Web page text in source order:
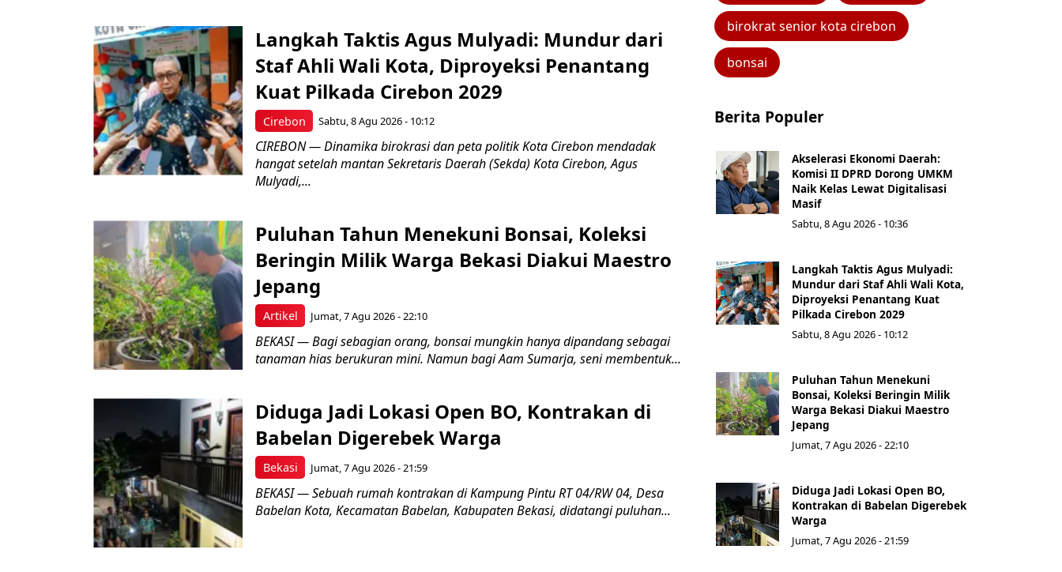
Cirebon
Langkah Taktis Agus Mulyadi: Mundur dari
Staf Ahli Wali Kota, Diproyeksi Penantang
Kuat Pilkada Cirebon 2029
Sabtu, 8 Agu 2026 - 10:12
CIREBON — Dinamika birokrasi dan peta politik Kota Cirebon mendadak
hangat setelah mantan Sekretaris Daerah (Sekda) Kota Cirebon, Agus
Mulyadi,...
Artikel
Puluhan Tahun Menekuni Bonsai, Koleksi
Beringin Milik Warga Bekasi Diakui Maestro
Jepang
Jumat, 7 Agu 2026 - 22:10
BEKASI — Bagi sebagian orang, bonsai mungkin hanya dipandang sebagai
tanaman hias berukuran mini. Namun bagi Aam Sumarja, seni membentuk...
Bekasi
Diduga Jadi Lokasi Open BO, Kontrakan di
Babelan Digerebek Warga
Jumat, 7 Agu 2026 - 21:59
BEKASI — Sebuah rumah kontrakan di Kampung Pintu RT 04/RW 04, Desa
Babelan Kota, Kecamatan Babelan, Kabupaten Bekasi, didatangi puluhan...
birokrat senior kota cirebon
bonsai
Berita Populer
Akselerasi Ekonomi Daerah:
Komisi II DPRD Dorong UMKM
Naik Kelas Lewat Digitalisasi
Masif
Sabtu, 8 Agu 2026 - 10:36
Langkah Taktis Agus Mulyadi:
Mundur dari Staf Ahli Wali Kota,
Diproyeksi Penantang Kuat
Pilkada Cirebon 2029
Sabtu, 8 Agu 2026 - 10:12
Puluhan Tahun Menekuni
Bonsai, Koleksi Beringin Milik
Warga Bekasi Diakui Maestro
Jepang
Jumat, 7 Agu 2026 - 22:10
Diduga Jadi Lokasi Open BO,
Kontrakan di Babelan Digerebek
Warga
Jumat, 7 Agu 2026 - 21:59